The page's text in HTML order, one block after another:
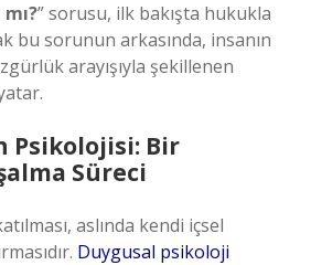
” sorusu, ilk bakışta hukukla
bu sorunun arkasında, insanın
arayışıyla şekillenen
Psikolojisi: Bir
Süreci
aslında kendi içsel
Duygusal psikoloji